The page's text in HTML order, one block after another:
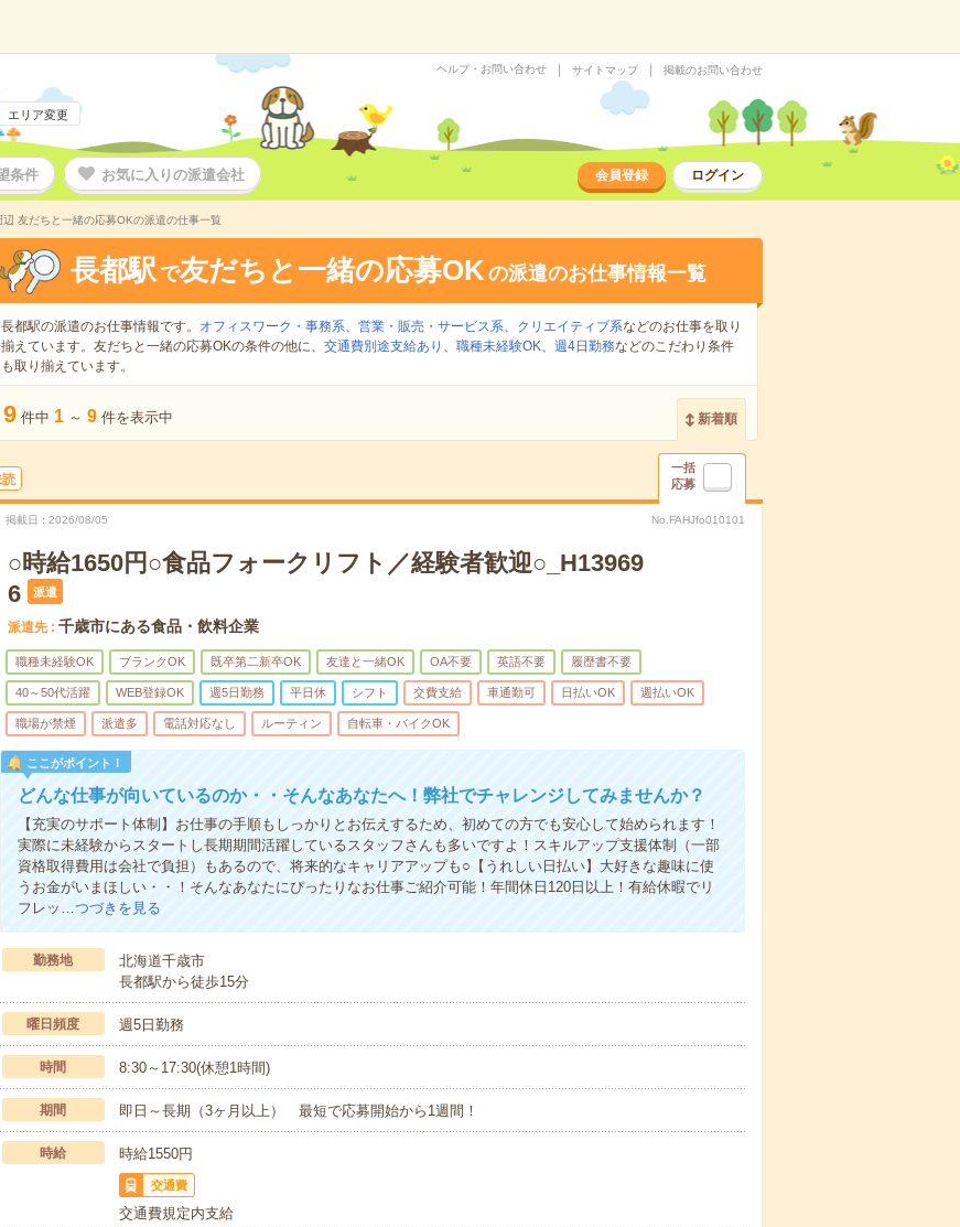
エリア変更
ヘルプ・お問い合わせ サイトマップ 掲載のお問い合わせ
条件 お気に入りの派遣会社 会員登録 ログイン
辺 友だちと一緒の応募OKの派遣の仕事一覧
長都駅 で友だちと一緒の応募OKの派遣のお仕事情報一覧
長都駅の派遣のお仕事情報です。 オフィスワーク・事務系、 営業・販売・サービス系、 クリエイティブ系などのお仕事を取り
揃えています。友だちと一緒の応募OKの条件の他に、 交通費別途支給あり 、 職種未経験OK、 週4日勤務などのこだわり条件
も取り揃えています。
9 件中 1 ～ 9 件を表示中 新着順
一括
応募
掲載日 2026/08/05 No.FAHJfo010101
○時給1650円○食品フォークリフト／経験者歓迎○_H13969
6
派遣
派遣先 千歳市にある食品・飲料企業
職種未経験OK ブランクOK 既卒第二新卒OK 友達と一緒OK OA不要 英語不要 履歴書不要
40～50代活躍 WEB登録OK 週5日勤務 平日休 シフト 交費支給 車通勤可 日払いOK 週払いOK
職場が禁煙 派遣多 電話対応なし ルーティン 自転車・バイクOK
ここがポイント！
どんな仕事が向いているのか・・そんなあなたへ！弊社でチャレンジしてみませんか？
【充実のサポート体制】お仕事の手順もしっかりとお伝えするため、初めての方でも安心して始められます！
実際に未経験からスタートし長期期間活躍しているスタッフさんも多いですよ！スキルアップ支援体制（一部
資格取得費用は会社で負担）もあるので、将来的なキャリアアップも○【うれしい日払い】大好きな趣味に使
うお金がいまほしい・・！そんなあなたにぴったりなお仕事ご紹介可能！年間休日120日以上！有給休暇でリ
フレッ…つづきを見る
勤務地
北海道千歳市
長都駅から徒歩15分
曜日頻度 週5日勤務
時間 8:30～17:30(休憩1時間)
期間 即日～長期（3ヶ月以上） 最短で応募開始から1週間！
時給 時給1550円
交通費
交通費規定内支給